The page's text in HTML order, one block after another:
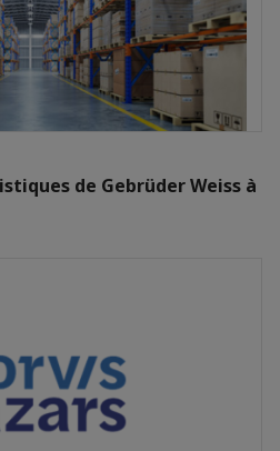
de Gebrüder Weiss à